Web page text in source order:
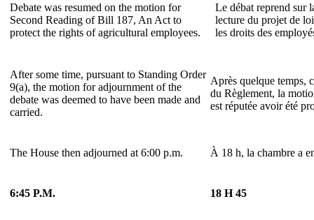
Debate was resumed on the motion for
Second Reading of Bill 187, An Act to
protect the rights of agricultural employees.
Le débat reprend sur
lecture du projet de
les droits des
After some time, pursuant to Standing Order
9(a), the motion for adjournment of the
debate was deemed to have been made and
carried.
Après quelque temps,
du Règlement, la
est réputée avoir été
The House then adjourned at 6:00 p.m. À 18 h, la chambre a
6:45 P.M. 18 H 45